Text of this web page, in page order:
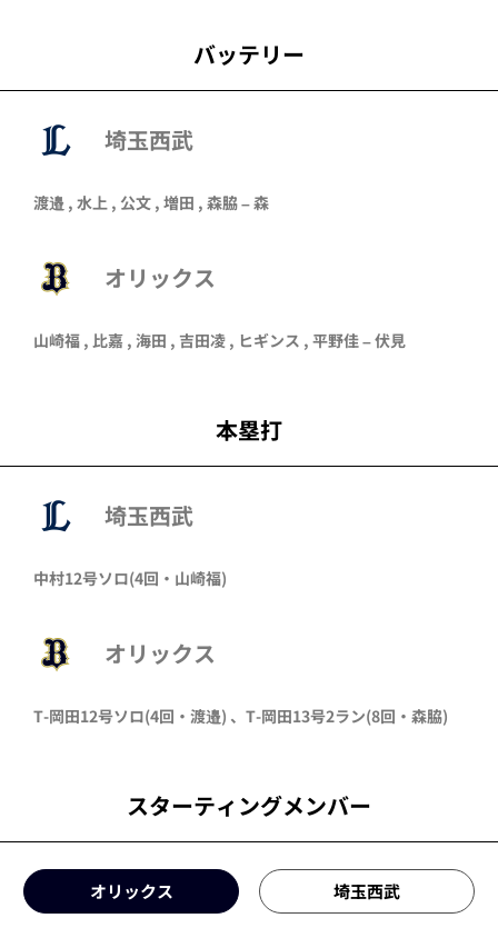
バッテリー
埼玉西武
渡邉 , 水上 , 公文 , 増田 , 森脇–森
オリックス
山崎福 , 比嘉 , 海田 , 吉田凌 , ヒギンス , 平野佳–伏見
本塁打
埼玉西武
中村12号ソロ(4回・ 山崎福)
オリックス
T-岡田12号ソロ(4回・ 渡邉) 、 T-岡田13号2ラン(8回・ 森脇)
スターティングメンバー
オリックス 埼玉西武